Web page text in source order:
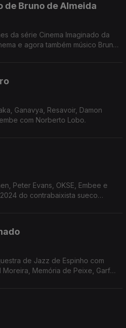
de Bruno de Almeida
da série Cinema Imaginado da
e agora também músico Bruno
Ganavya, Resavoir, Damon
com Norberto Lobo.
Peter Evans, OKSE, Embee e
do contrabaixista sueco
de Jazz de Espinho com
Memória de Peixe, Garfo,